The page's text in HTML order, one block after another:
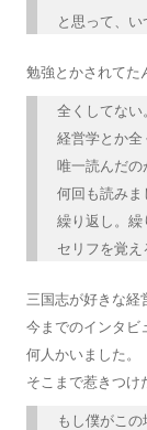
と思って、い
勉強とかされてた
全くしてない。
経営学とか全
唯一読んだの
何回も読みま
繰り返し。繰
セリフを覚え
三国志が好きな経
今までのインタビ
何人かいました。
そこまで惹きつけ
もし僕がこ